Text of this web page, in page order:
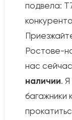
подвела:
Ростове-
нас сейчас
наличии.
багажники